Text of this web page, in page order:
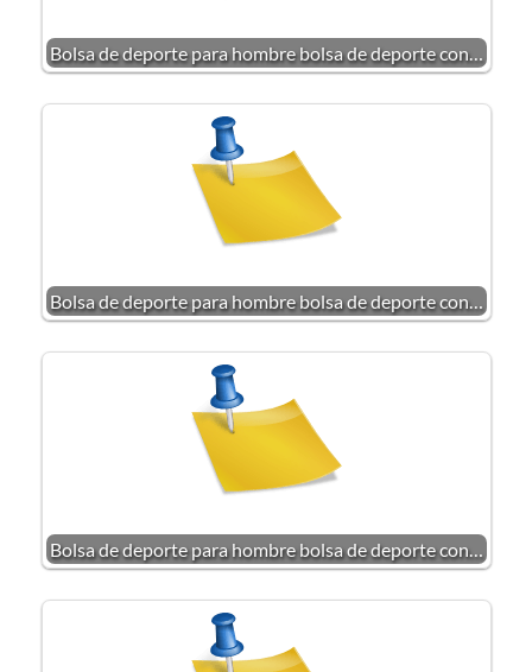
Bolsa de deporte para hombre bolsa de deporte con…
Bolsa de deporte para hombre bolsa de deporte con…
Bolsa de deporte para hombre bolsa de deporte con…